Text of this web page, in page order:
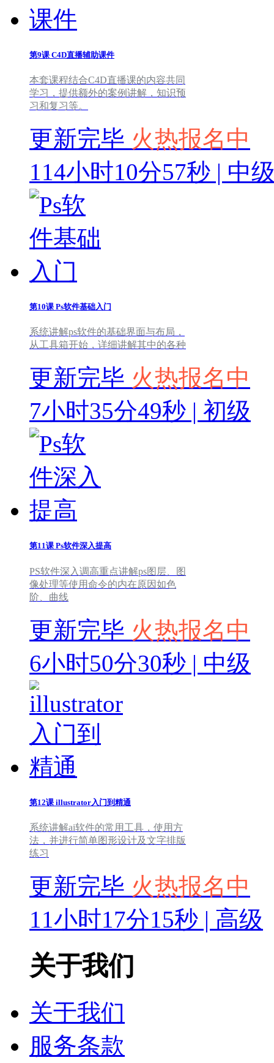
第9课 C4D直播辅助课件
本套课程结合C4D直播课的内容共同
学习，提供额外的案例讲解，知识预
习和复习等。
更新完毕 火热报名中
114小时10分57秒 | 中
第10课 Ps软件基础入门
系统讲解ps软件的基础界面与布局，
从工具箱开始，详细讲解其中的各种
更新完毕 火热报名中
7小时35分49秒 | 初级
第11课 Ps软件深入提高
PS软件深入调高重点讲解ps图层、图
像处理等使用命令的内在原因如色
阶、曲线
更新完毕 火热报名中
6小时50分30秒 | 中级
第12课 illustrator入门到精通
系统讲解ai软件的常用工具，使用方
法，并进行简单图形设计及文字排版
练习
更新完毕 火热报名中
11小时17分15秒 | 高级
关于我们
关于我们
服务条款